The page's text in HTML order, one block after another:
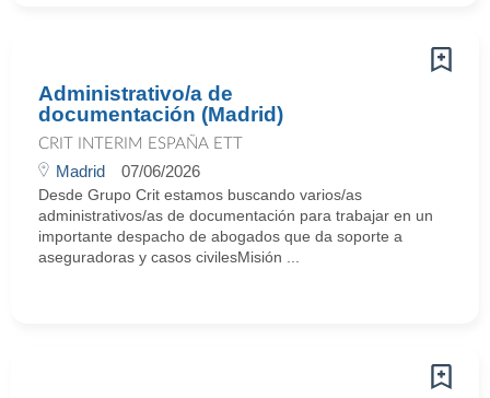
Administrativo/a de
documentación (Madrid)
CRIT INTERIM ESPAÑA ETT
Madrid 07/06/2026
Desde Grupo Crit estamos buscando varios/as
administrativos/as de documentación para trabajar en un
importante despacho de abogados que da soporte a
aseguradoras y casos civilesMisión ...